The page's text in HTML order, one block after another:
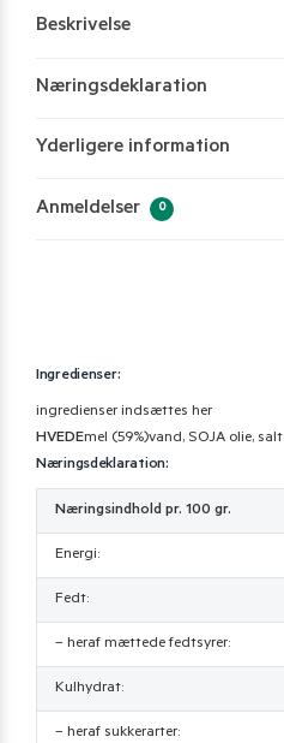
Beskrivelse
Næringsdeklaration
Yderligere information
Anmeldelser 0
Ingredienser:
ingredienser indsættes her
HVEDEmel (59%)vand, SOJA olie, salt
Næringsdeklaration:
Næringsindhold pr. 100 gr.
Energi:
Fedt:
– heraf mættede fedtsyrer:
Kulhydrat:
– heraf sukkerarter: